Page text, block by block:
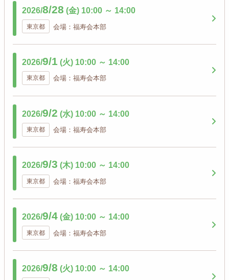
2026/8/28 (金) 10:00 ～ 14:00
東京都 会場：福寿会本部
2026/9/1 (火) 10:00 ～ 14:00
東京都 会場：福寿会本部
2026/9/2 (水) 10:00 ～ 14:00
東京都 会場：福寿会本部
2026/9/3 (木) 10:00 ～ 14:00
東京都 会場：福寿会本部
2026/9/4 (金) 10:00 ～ 14:00
東京都 会場：福寿会本部
2026/9/8 (火) 10:00 ～ 14:00